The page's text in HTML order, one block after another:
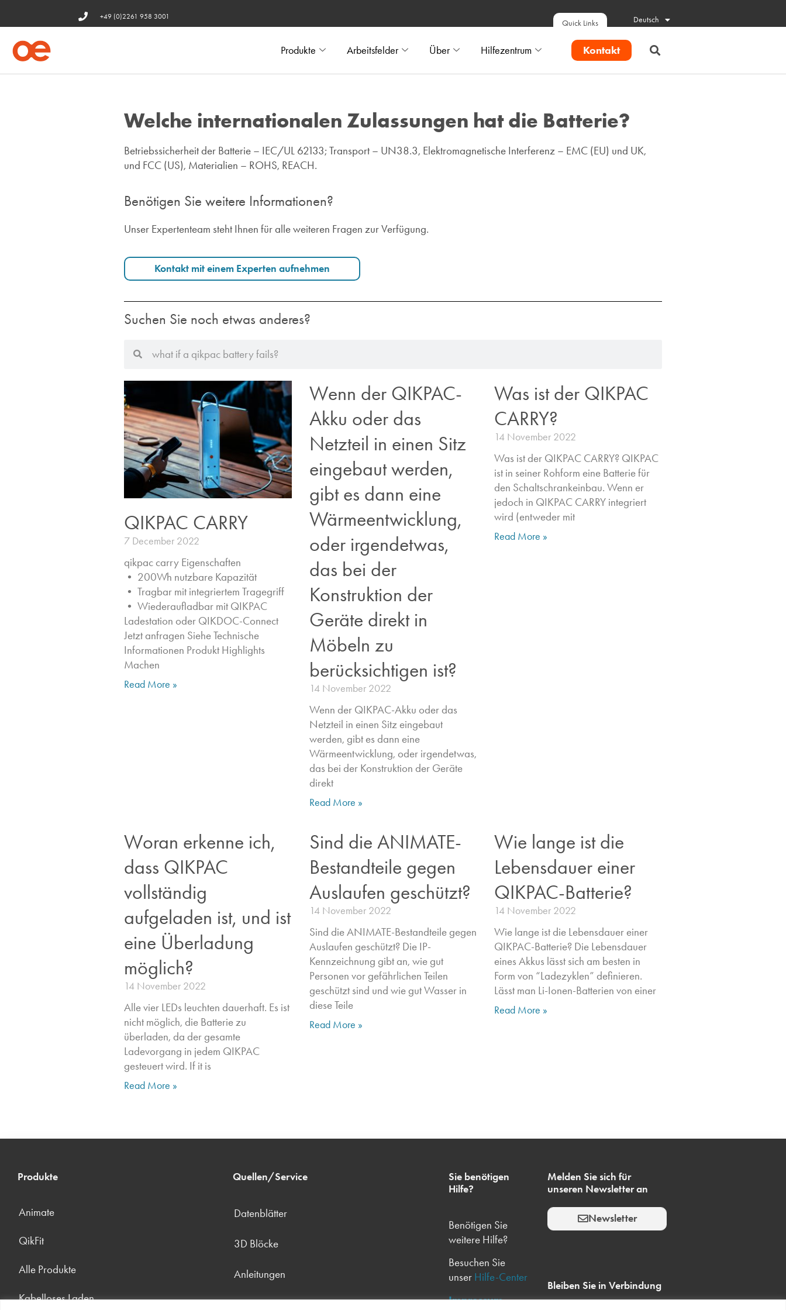
+49 (0)2261 958 3001
Quick Links Deutsch
Produkte Arbeitsfelder Über Hilfezentrum Kontakt
Welche internationalen Zulassungen hat die Batterie?
Betriebssicherheit der Batterie – IEC/UL 62133; Transport – UN38.3, Elektromagnetische Interferenz – EMC (EU) und UK,
und FCC (US), Materialien – ROHS, REACH.
Benötigen Sie weitere Informationen?
Unser Expertenteam steht Ihnen für alle weiteren Fragen zur Verfügung.
Kontakt mit einem Experten aufnehmen
Suchen Sie noch etwas anderes?
QIKPAC CARRY
7 December 2022
qikpac carry Eigenschaften ​
• 200Wh nutzbare Kapazität
• Tragbar mit integriertem Tragegriff
• Wiederaufladbar mit QIKPAC
Ladestation oder QIKDOC-Connect
Jetzt anfragen​ Siehe Technische
Informationen Produkt Highlights​
Machen
Read More »
Wenn der QIKPAC-
Akku oder das
Netzteil in einen Sitz
eingebaut werden,
gibt es dann eine
Wärmeentwicklung,
oder irgendetwas,
das bei der
Konstruktion der
Geräte direkt in
Möbeln zu
berücksichtigen ist?
14 November 2022
Wenn der QIKPAC-Akku oder das
Netzteil in einen Sitz eingebaut
werden, gibt es dann eine
Wärmeentwicklung, oder irgendetwas,
das bei der Konstruktion der Geräte
direkt
Read More »
Was ist der QIKPAC
CARRY?
14 November 2022
Was ist der QIKPAC CARRY? QIKPAC
ist in seiner Rohform eine Batterie für
den Schaltschrankeinbau. Wenn er
jedoch in QIKPAC CARRY integriert
wird (entweder mit
Read More »
Woran erkenne ich,
dass QIKPAC
vollständig
aufgeladen ist, und ist
eine Überladung
möglich?
14 November 2022
Alle vier LEDs leuchten dauerhaft. Es ist
nicht möglich, die Batterie zu
überladen, da der gesamte
Ladevorgang in jedem QIKPAC
gesteuert wird. If it is
Read More »
Sind die ANIMATE-
Bestandteile gegen
Auslaufen geschützt?
14 November 2022
Sind die ANIMATE-Bestandteile gegen
Auslaufen geschützt? Die IP-
Kennzeichnung gibt an, wie gut
Personen vor gefährlichen Teilen
geschützt sind und wie gut Wasser in
diese Teile
Read More »
Wie lange ist die
Lebensdauer einer
QIKPAC-Batterie?
14 November 2022
Wie lange ist die Lebensdauer einer
QIKPAC-Batterie? Die Lebensdauer
eines Akkus lässt sich am besten in
Form von “Ladezyklen” definieren.
Lässt man Li-Ionen-Batterien von einer
Read More »
Produkte
Animate
QikFit
Alle Produkte
Kabelloses Laden
Quellen/Service
Datenblätter
3D Blöcke
Anleitungen
Sie benötigen
Hilfe?
Benötigen Sie
weitere Hilfe?
Besuchen Sie
unser Hilfe-Center
Impressum
Melden Sie sich für
unseren Newsletter an
Newsletter
Bleiben Sie in Verbindung